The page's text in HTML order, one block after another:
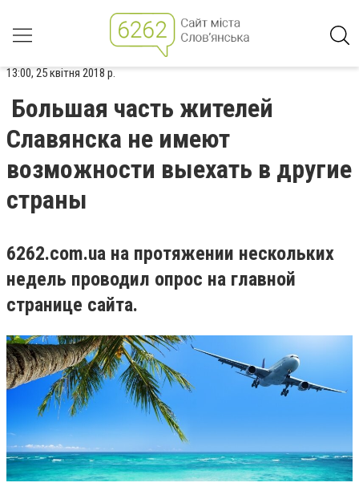
13:00, 25 квітня 2018 р.
Большая часть жителей
Славянска не имеют
возможности выехать в другие
страны
6262.com.ua на протяжении нескольких
недель проводил опрос на главной
странице сайта.